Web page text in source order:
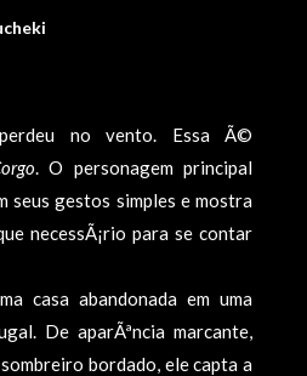
no vento. Essa Ã©
. O personagem principal
seus gestos simples e mostra
necessÃ¡rio para se contar
casa abandonada em uma
De aparÃªncia marcante,
bordado, ele capta a